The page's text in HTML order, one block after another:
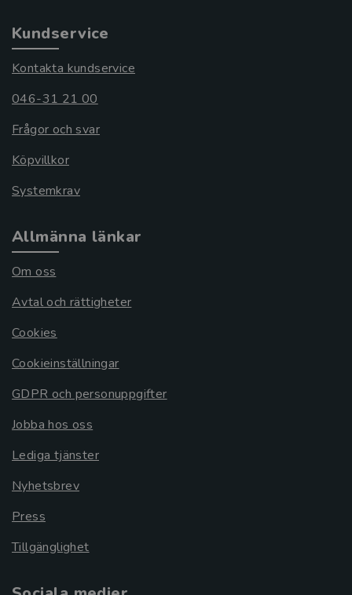
Kundservice
Kontakta kundservice
046-31 21 00
Frågor och svar
Köpvillkor
Systemkrav
Allmänna länkar
Om oss
Avtal och rättigheter
Cookies
Cookieinställningar
GDPR och personuppgifter
Jobba hos oss
Lediga tjänster
Nyhetsbrev
Press
Tillgänglighet